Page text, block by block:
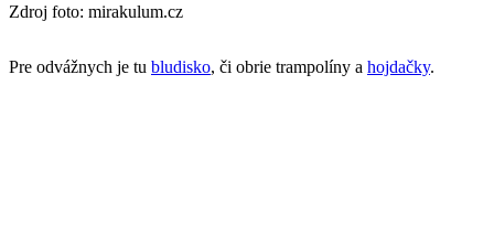
Zdroj foto: mirakulum.cz
Pre odvážnych je tu bludisko, či obrie trampolíny a hojdačky.